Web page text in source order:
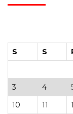
S S
3
4
10
11